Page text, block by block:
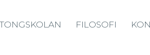
FILOSOFI